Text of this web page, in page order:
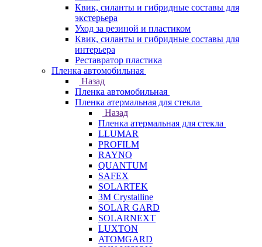
Квик, силанты и гибридные составы для
экстерьера
Уход за резиной и пластиком
Квик, силанты и гибридные составы для
интерьера
Реставратор пластика
Пленка автомобильная
Назад
Пленка автомобильная
Пленка атермальная для стекла
Назад
Пленка атермальная для стекла
LLUMAR
PROFILM
RAYNO
QUANTUM
SAFEX
SOLARTEK
3M Crystalline
SOLAR GARD
SOLARNEXT
LUXTON
ATOMGARD